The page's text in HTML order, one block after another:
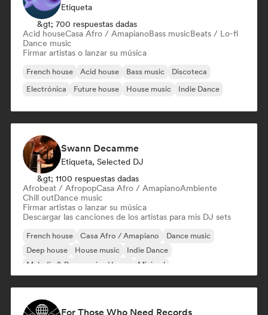
Etiqueta
&gt; 700 respuestas dadas
Acid houseCasa Afro / AmapianoBass musicBeats / Lo-fi
Dance music
Firmar artistas o lanzar su música
French house Acid house Bass music
Discoteca
Electrónica
Future house House music Indie Dance
Swann Decamme
Etiqueta, Selected DJ
&gt; 1100 respuestas dadas
Afrobeat / AfropopCasa Afro / AmapianoAmbiente
Chill outDance music
Firmar artistas o lanzar su música
Descargar las canciones de los artistas para mis DJ sets
French house Casa Afro / Amapiano
Dance music
Deep house
House music
Indie Dance
Melodic & Progressive House
Minimal
For Those Who Need Records